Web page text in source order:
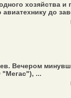
хозяйства
до
Вечером
...